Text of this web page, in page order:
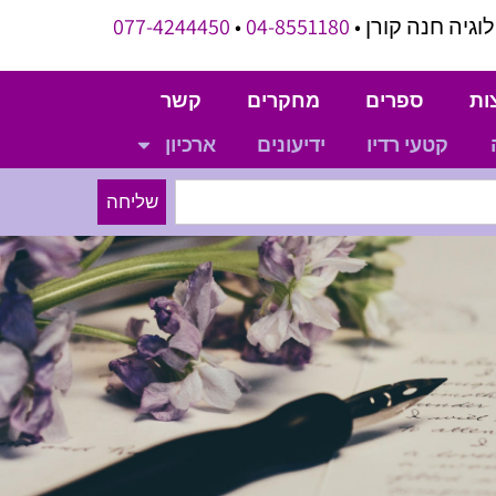
חנה קורן •04-8551180
•
077-4244450
ספרים מחקרים
קשר
קטעי רדיו ידיעונים ארכיון
שליחה